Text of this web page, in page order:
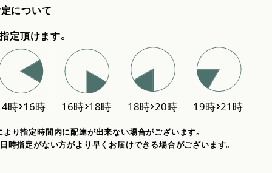
について
定頂けます。
り指定時間内に配達が出来ない場合がございます。
時指定がない方がより早くお届けできる場合がございます。